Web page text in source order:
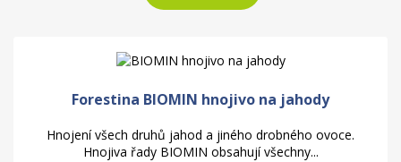
Forestina BIOMIN hnojivo na jahody
Hnojení všech druhů jahod a jiného drobného ovoce.
Hnojiva řady BIOMIN obsahují všechny...